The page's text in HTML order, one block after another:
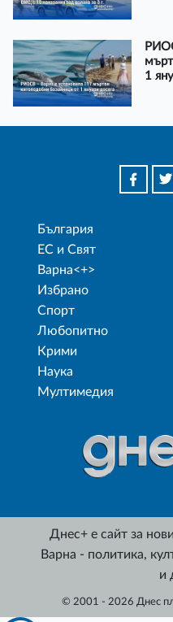
1
България
ЕС и Свят
Варна<+>
Избрано
Спорт
Любопитно
Крими
Наука
Мултимедия
Днес+ е сайт за
Варна - политика,
и
© 2001 - 2026 Днес